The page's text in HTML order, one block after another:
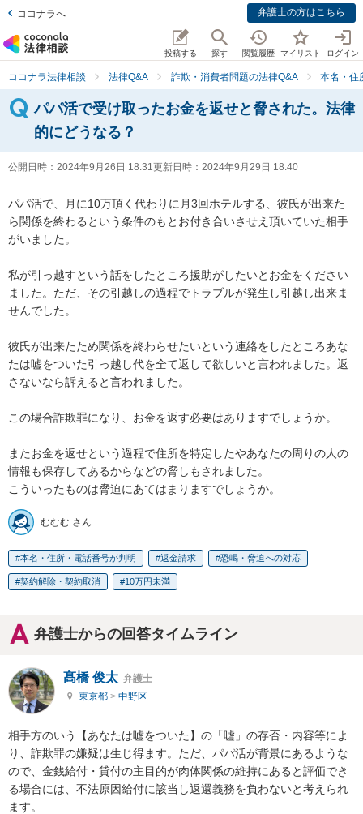
ココナラへ 弁護士の方はこちら
投稿する 探す 閲覧履歴 マイリスト ログイン
ココナラ法律相談 法律Q&A 詐欺・消費者問題の法律Q&A 本名・住
パパ活で受け取ったお金を返せと脅された。法律
的にどうなる？
公開日時： 2024年9月26日 18:31更新日時： 2024年9月29日 18:40
パパ活で、月に10万頂く代わりに月3回ホテルする、彼氏が出来た
ら関係を終わるという条件のもとお付き合いさせえ頂いていた相手
がいました。
私が引っ越すという話をしたところ援助がしたいとお金をください
ました。ただ、その引越しの過程でトラブルが発生し引越し出来ま
せんでした。
彼氏が出来たため関係を終わらせたいという連絡をしたところあな
たは嘘をついた引っ越し代を全て返して欲しいと言われました。返
さないなら訴えると言われました。
この場合詐欺罪になり、お金を返す必要はありますでしょうか。
またお金を返せという過程で住所を特定したやあなたの周りの人の
情報も保存してあるからなどの脅しもされました。
こういったものは脅迫にあてはまりますでしょうか。
むむむ さん
本名・住所・電話番号が判明 返金請求 恐喝・脅迫への対応
契約解除・契約取消 10万円未満
弁護士からの回答タイムライン
髙橋 俊太 弁護士
東京都 > 中野区
相手方のいう【あなたは嘘をついた】の「嘘」の存否・内容等によ
り、詐欺罪の嫌疑は生じ得ます。ただ、パパ活が背景にあるような
ので、金銭給付・貸付の主目的が肉体関係の維持にあると評価でき
る場合には、不法原因給付に該当し返還義務を負わないと考えられ
ます。